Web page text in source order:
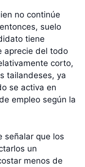
no continúe
suelo
tiene
aprecie del todo
corto,
tailandeses, ya
se activa en
empleo según la
señalar que los
un
menos de